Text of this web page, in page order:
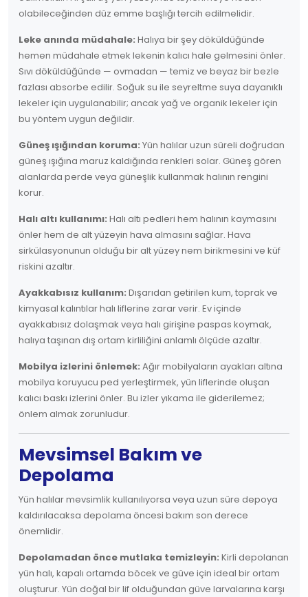
olabileceğinden düz emme başlığı tercih edilmelidir.
Leke anında müdahale: Halıya bir şey döküldüğünde
hemen müdahale etmek lekenin kalıcı hale gelmesini önler.
Sıvı döküldüğünde — ovmadan — temiz ve beyaz bir bezle
fazlası absorbe edilir. Soğuk su ile seyreltme suya dayanıklı
lekeler için uygulanabilir; ancak yağ ve organik lekeler için
bu yöntem uygun değildir.
Güneş ışığından koruma: Yün halılar uzun süreli doğrudan
güneş ışığına maruz kaldığında renkleri solar. Güneş gören
alanlarda perde veya güneşlik kullanmak halının rengini
korur.
Halı altı kullanımı: Halı altı pedleri hem halının kaymasını
önler hem de alt yüzeyin hava almasını sağlar. Hava
sirkülasyonunun olduğu bir alt yüzey nem birikmesini ve küf
riskini azaltır.
Ayakkabısız kullanım: Dışarıdan getirilen kum, toprak ve
kimyasal kalıntılar halı liflerine zarar verir. Ev içinde
ayakkabısız dolaşmak veya halı girişine paspas koymak,
halıya taşınan dış ortam kirliliğini anlamlı ölçüde azaltır.
Mobilya izlerini önlemek: Ağır mobilyaların ayakları altına
mobilya koruyucu ped yerleştirmek, yün liflerinde oluşan
kalıcı baskı izlerini önler. Bu izler yıkama ile giderilemez;
önlem almak zorunludur.
Mevsimsel Bakım ve
Depolama
Yün halılar mevsimlik kullanılıyorsa veya uzun süre depoya
kaldırılacaksa depolama öncesi bakım son derece
önemlidir.
Depolamadan önce mutlaka temizleyin: Kirli depolanan
yün halı, kapalı ortamda böcek ve güve için ideal bir ortam
oluşturur. Yün doğal bir lif olduğundan güve larvalarına karşı